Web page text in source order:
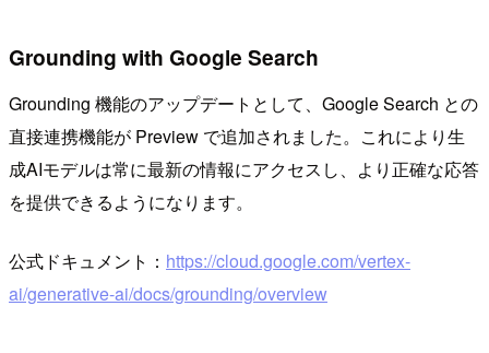
Grounding with Google Search
Grounding 機能のアップデートとして、Google Search との
直接連携機能が Preview で追加されました。これにより生
成AIモデルは常に最新の情報にアクセスし、より正確な応答
を提供できるようになります。
公式ドキュメント： https://cloud.google.com/vertex-
ai/generative-ai/docs/grounding/overview